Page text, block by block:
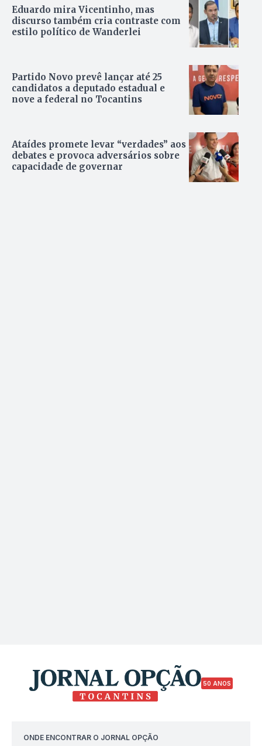
Eduardo mira Vicentinho, mas
discurso também cria contraste com
estilo político de Wanderlei
Partido Novo prevê lançar até 25
candidatos a deputado estadual e
nove a federal no Tocantins
Ataídes promete levar “verdades” aos
debates e provoca adversários sobre
capacidade de governar
50 ANOS
ONDE ENCONTRAR O JORNAL OPÇÃO